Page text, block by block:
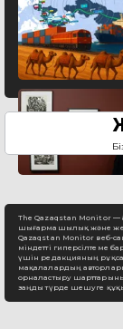
The Qazaqstan Monitor —
шығармашылық және
Qazaqstan Monitor веб-
міндетті гиперсілтеме
үшін редакцияның
мақалалардың
орналастыру
заңды түрде шешуге